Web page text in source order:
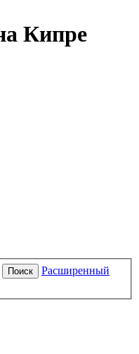
Кипре
Поиск
Расширенный